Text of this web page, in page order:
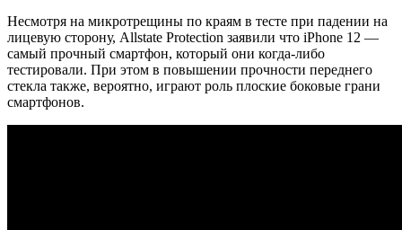
Несмотря на микротрещины по краям в тесте при падении на
лицевую сторону, Allstate Protection заявили что iPhone 12 —
самый прочный смартфон, который они когда-либо
тестировали. При этом в повышении прочности переднего
стекла также, вероятно, играют роль плоские боковые грани
смартфонов.